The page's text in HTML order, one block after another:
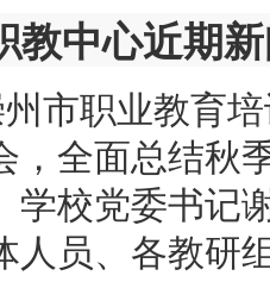
教中心近期
市职业教育
，全面总结秋
学校党委书记
人员、各教研